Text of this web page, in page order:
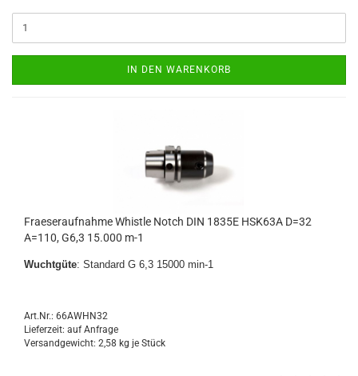
IN DEN WARENKORB
Fraeseraufnahme Whistle Notch DIN 1835E HSK63A D=32
A=110, G6,3 15.000 m-1
Wuchtgüte: Standard G 6,3 15000 min-1
Art.Nr.: 66AWHN32
Lieferzeit: auf Anfrage
Versandgewicht: 2,58 kg je Stück